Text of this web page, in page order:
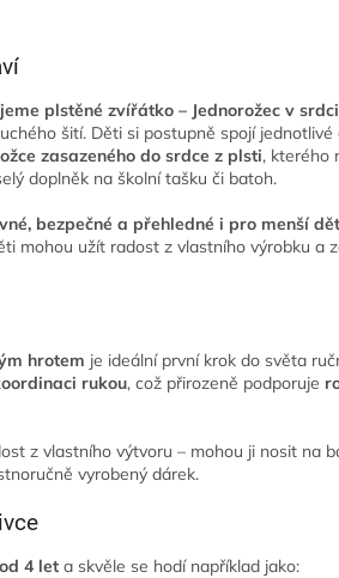
plstěné zvířátko – Jednorožec v
šití. Děti si postupně spojí
zasazeného do srdce z plsti, kterého
doplněk na školní tašku či batoh.
bezpečné a přehledné i pro menší
mohou užít radost z vlastního výrobku a
hrotem je ideální první krok do světa
rukou, což přirozeně podporuje
z vlastního výtvoru – mohou ji nosit na
vyrobený dárek.
4 let a skvěle se hodí například jako: